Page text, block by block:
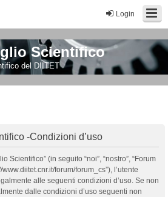
Login
Scientifico
del DIITET
-Condizioni d’uso
Scientifico” (in seguito “noi”, “nostro”, “Forum
forum/forum_cs”), l’utente
alle seguenti condizioni d’uso. Se non
dalle condizioni d’uso seguenti non